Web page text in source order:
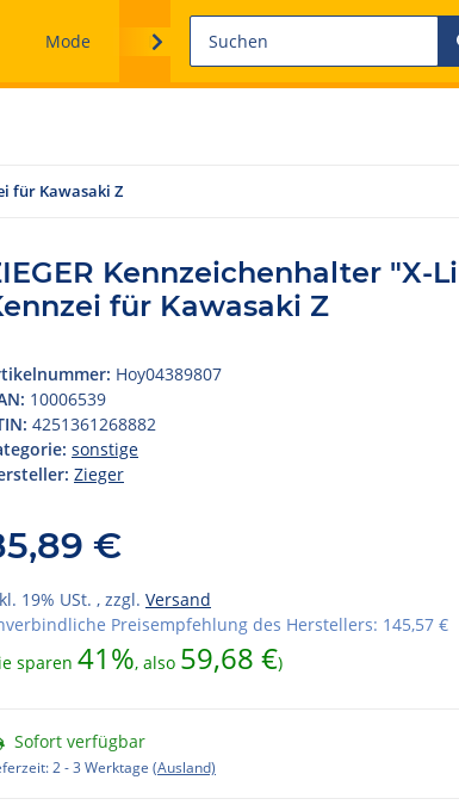
Mode Ersatzteile
für Kawasaki Z
Kennzeichenhalter "X-
für Kawasaki Z
Hoy04389807
10006539
4251361268882
sonstige
Zieger
€
19% USt. , zzgl. Versand
Preisempfehlung des Herstellers: 145,57 €
sparen 41%, also 59,68 €)
Sofort verfügbar
2 - 3 Werktage (Ausland)